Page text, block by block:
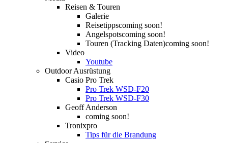
Reisen & Touren
Galerie
Reisetippscoming soon!
Angelspotscoming soon!
Touren (Tracking Daten)coming soon!
Video
Youtube
Outdoor Ausrüstung
Casio Pro Trek
Pro Trek WSD-F20
Pro Trek WSD-F30
Geoff Anderson
coming soon!
Tronixpro
Tips für die Brandung